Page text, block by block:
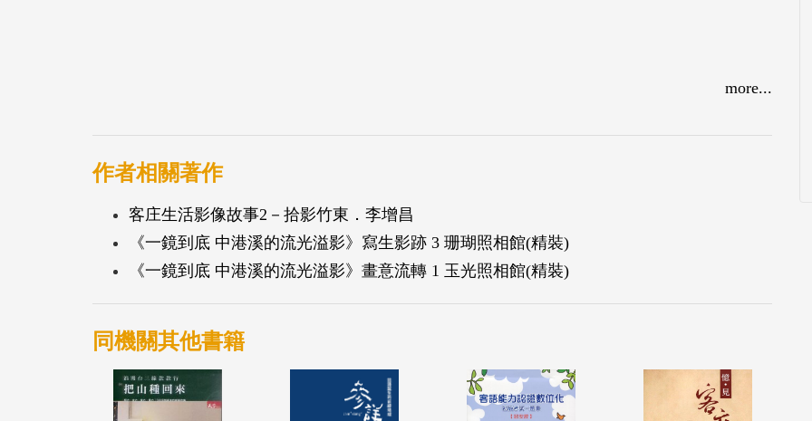
more...
作者相關著作
客庄生活影像故事2－拾影竹東．李增昌
《一鏡到底 中港溪的流光溢影》寫生影跡 3 珊瑚照相館(精裝)
《一鏡到底 中港溪的流光溢影》畫意流轉 1 玉光照相館(精裝)
同機關其他書籍